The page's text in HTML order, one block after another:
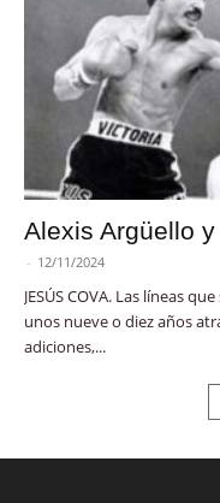
Alexis Argüello
- 12/11/2024
JESÚS COVA. Las líneas
unos nueve o diez años
adiciones,...